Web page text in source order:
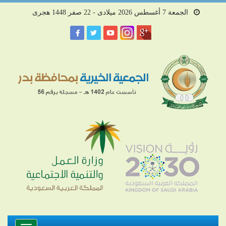
الجمعة 7 أغسطس 2026 ميلادى - 22 صفر 1448 هجرى